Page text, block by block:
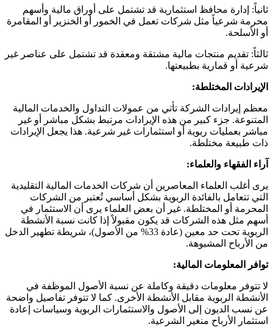
ثانياً: إدارة محافظ استثمارية قد تشتمل على أوراق مالية وأسهم
محرمة شرعياً مثل شركات تعمل في الخمور أو الخنزير أو المقامرة
أو الأسلحة.
ثالثاً: تقديم منتجات مالية مشتقة ومعقدة قد تشتمل على عناصر غير
شرعية أو قمارية بطبيعتها.
الإيرادات المختلطة:
معظم إيرادات الشركة تأتي من عمولات التداول والخدمات المالية
المتنوعة. جزء كبير من هذه الإيرادات مرتبط بشكل مباشر أو غير
مباشر بعمليات ربوية أو استثمارات غير شرعية. هذا يجعل الإيرادات
ذات طبيعة مختلطة.
آراء الفقهاء والعلماء:
يرى أغلب العلماء المعاصرين أن شركات الخدمات المالية التقليدية
التي تتعامل بالفائدة الربوية بشكل أساسي تُعتبر من الشركات
المحرمة أو المختلطة. غير أن بعض العلماء يرى أن الاستثمار في
أسهم مثل هذه الشركات قد يكون مقبولاً إذا كانت نسبة الأنشطة
الربوية تحت حد معين (عادة 33% من الأصول)، شريطة تطهير الدخل
من الأرباح المشبوهة.
توافر المعلومات المالية:
لا تتوفر معلومات دقيقة وكاملة عن نسبة الأصول الموظفة في
الأنشطة الربوية مقابل الأنشطة الأخرى. كما لا تتوفر تفاصيل واضحة
عن نسب الديون إلى الأصول والاستثمارات الربوية وسياسات إعادة
استثمار الأرباح منغير الشرعية.